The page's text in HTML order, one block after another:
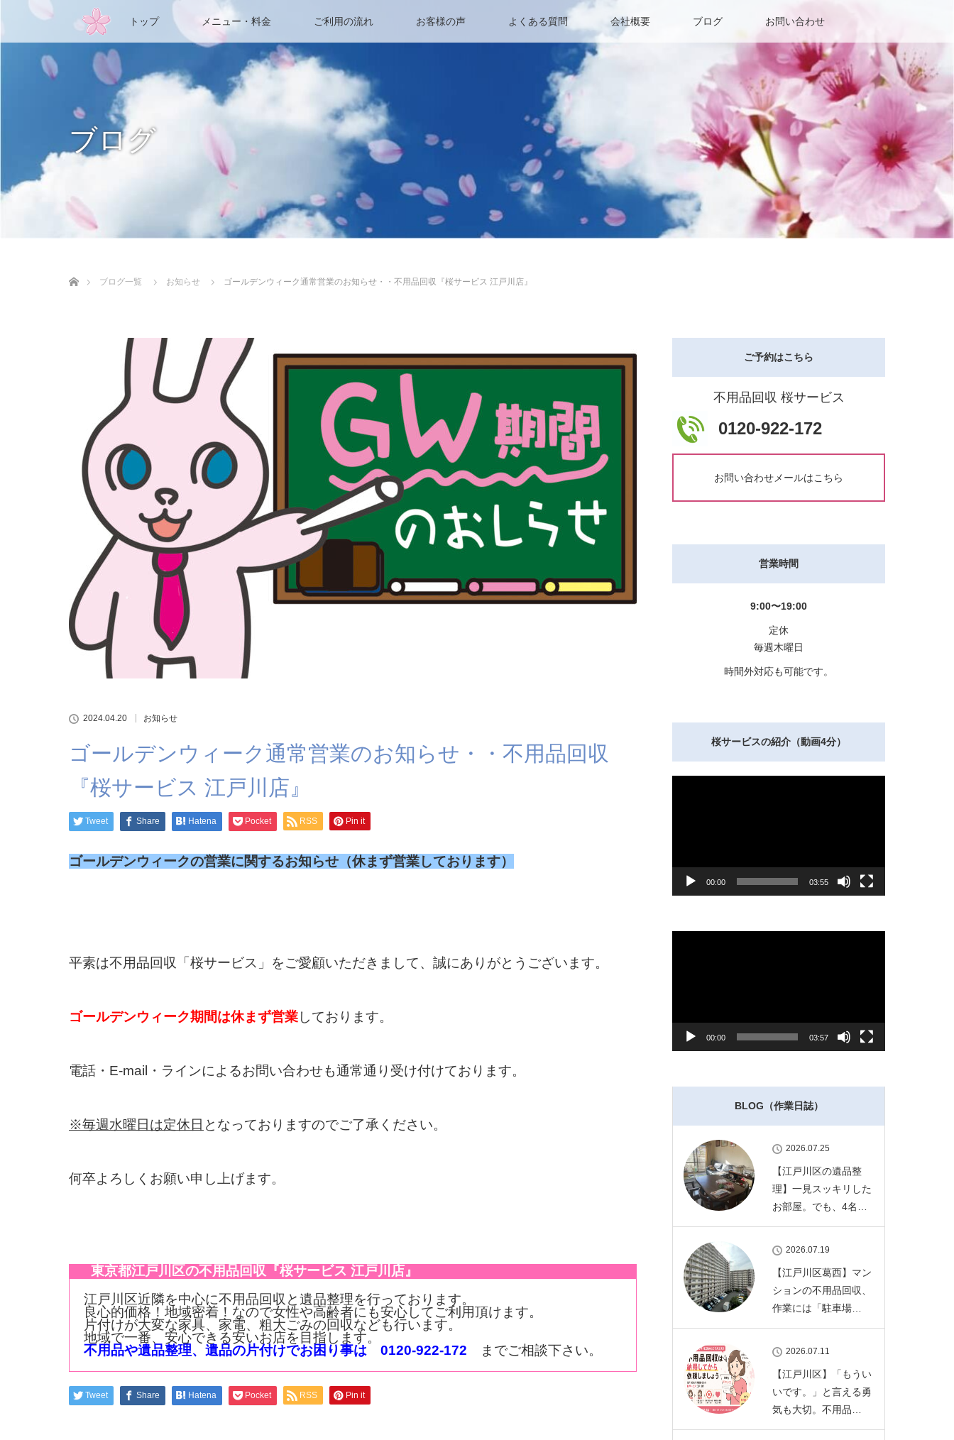
トップ メニュー・料金 ご利用の流れ お客様の声 よくある質問 会社概要 ブログ お問い合わせ
ブログ
ブログ一覧
お知らせ ゴールデンウィーク通常営業のお知らせ・・不用品回収『桜サービス 江戸川店』
2024.04.20 お知らせ
ゴールデンウィーク通常営業のお知らせ・・不用品回収
『桜サービス 江戸川店』
Tweet Share Hatena Pocket RSS Pin it
ゴールデンウィークの営業に関するお知らせ（休まず営業しております）
平素は不用品回収「桜サービス」をご愛顧いただきまして、誠にありがとうございます。
ゴールデンウィーク期間は休まず営業しております。
電話・E-mail・ラインによるお問い合わせも通常通り受け付けております。
※毎週水曜日は定休日 となっておりますのでご了承ください。
何卒よろしくお願い申し上げます。
東京都江戸川区の不用品回収『桜サービス 江戸川店』
江戸川区近隣を中心に不用品回収と遺品整理を行っております。
良心的価格！地域密着！なので女性や高齢者にも安心してご利用頂けます。
片付けが大変な家具、家電、粗大ごみの回収なども行います。
地域で一番、安心できる安いお店を目指します。
不用品や遺品整理、遺品の片付けでお困り事は 0120-922-172 までご相談下さい。
Tweet Share Hatena Pocket RSS Pin it
ご予約はこちら
不用品回収 桜サービス
0120-922-172
お問い合わせメールはこちら
営業時間
9:00〜19:00
定休
毎週木曜日
時間外対応も可能です。
桜サービスの紹介（動画4分）
00:00 03:55
動
00:00 03:57
BLOG（作業日誌）
2026.07.25
【江戸川区の遺品整
理】一見スッキリした
お部屋。でも、4名…
2026.07.19
【江戸川区葛西】マン
ションの不用品回収、
作業には「駐車場…
2026.07.11
【江戸川区】「もうい
いです。」と言える勇
気も大切。不用品…